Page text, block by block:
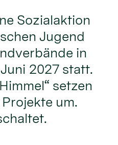
Sozialaktion
Jugend
in
2027 statt.
setzen
um.